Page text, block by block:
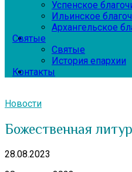
Успенское
Ильинское
Архангельское
Святые
Святые
История епархии
Контакты
Новости
Божественная
28.08.2023